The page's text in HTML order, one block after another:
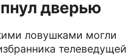
дверью
ловушками могли
телеведущей